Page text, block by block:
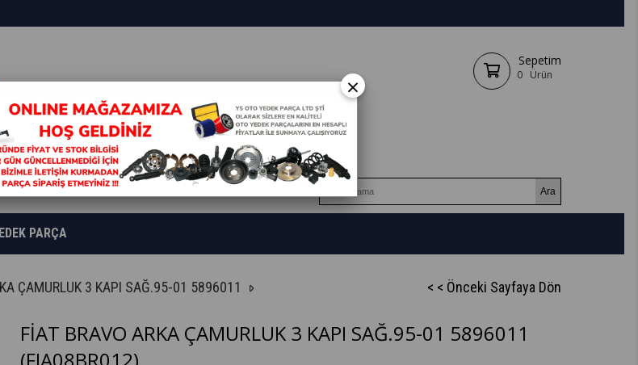
Sepetim
0 Ürün
PARÇA
ÇAMURLUK 3 KAPI SAĞ.95-01 5896011 < < Önceki Sayfaya Dön
FİAT BRAVO ARKA ÇAMURLUK 3 KAPI SAĞ.95-01 5896011
×